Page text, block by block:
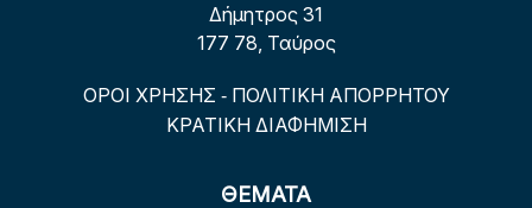
Δήμητρος 31
177 78, Ταύρος
ΟΡΟΙ ΧΡΗΣΗΣ - ΠΟΛΙΤΙΚΗ ΑΠΟΡΡΗΤΟΥ
ΚΡΑΤΙΚΗ ΔΙΑΦΗΜΙΣΗ
ΘΕΜΑΤΑ